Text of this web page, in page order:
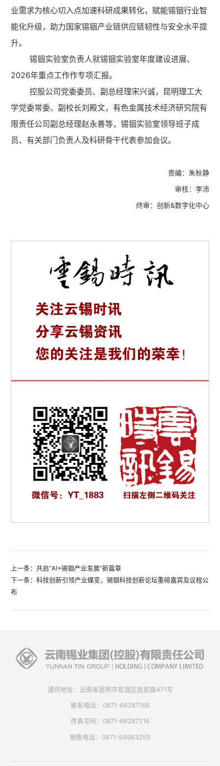
业需求为核心切入点加速科研成果转化，赋能锡铟行业智
能化升级，助力国家锡铟产业链供应链韧性与安全水平提
升。
锡铟实验室负责人就锡铟实验室年度建设进展、
2026年重点工作作专项汇报。
控股公司党委委员、副总经理宋兴诚，昆明理工大
学党委常委、副校长刘殿文，有色金属技术经济研究院有
限责任公司副总经理赵永善等，锡铟实验室领导班子成
员、有关部门负责人及科研骨干代表参加会议。
责编：朱秋静
审核：李沛
终审：创新&数字化中心
上一条：共启“AI+锡铟产业发展”新篇章
下一条：科技创新引领产业蝶变，锡铟科技创新论坛重磅嘉宾及议程公
布
通讯地址：云南省昆明市官渡区民航路471号
联系电话：0871-66287166
传真号码：0871-66287216
销售电话：0871-64983259